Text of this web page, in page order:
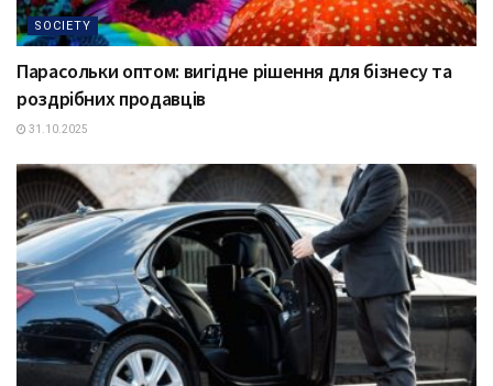
SOCIETY
Парасольки оптом: вигідне рішення для бізнесу та
роздрібних продавців
31.10.2025